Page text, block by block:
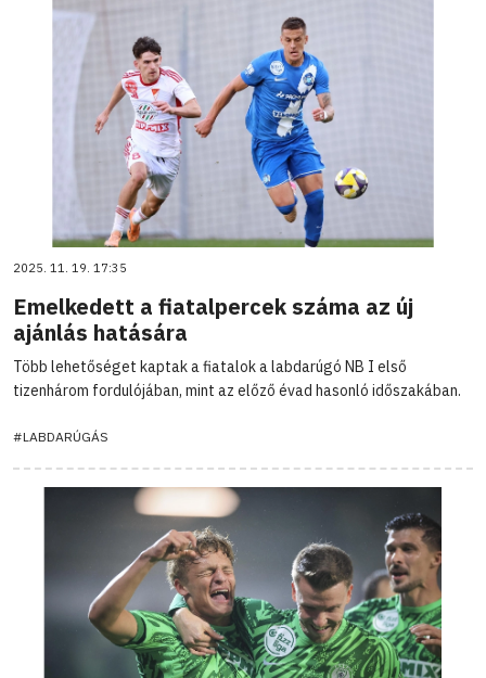
2025. 11. 19. 17:35
Emelkedett a fiatalpercek száma az új
ajánlás hatására
Több lehetőséget kaptak a fiatalok a labdarúgó NB I első
tizenhárom fordulójában, mint az előző évad hasonló időszakában.
#LABDARÚGÁS